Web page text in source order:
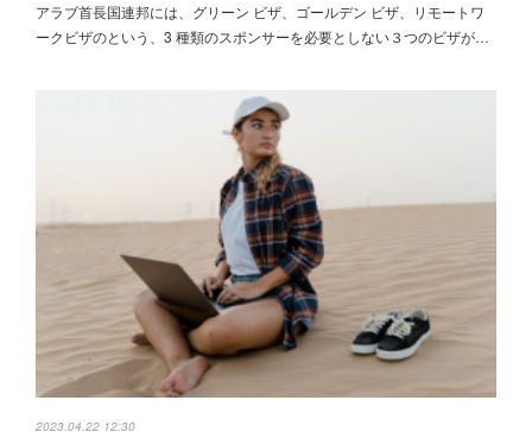
アラブ首長国連邦には、グリーン ビザ、ゴールデン ビザ、リモートワ
ークビザのという、3 種類のスポンサーを必要としない３つのビザが…
2023.04.22 12:30